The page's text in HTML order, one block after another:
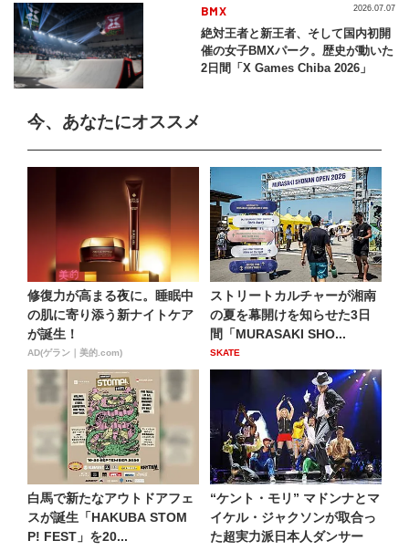
BMX
絶対王者と新王者、そして国内初開
催の女子BMXパーク。歴史が動いた
2日間「X Games Chiba 2026」
2026.07.07
今、あなたにオススメ
修復力が高まる夜に。睡眠中
の肌に寄り添う新ナイトケア
が誕生！
AD(ゲラン｜美的.com)
ストリートカルチャーが湘南
の夏を幕開けを知らせた3日
間「MURASAKI SHO...
SKATE
白馬で新たなアウトドアフェ
スが誕生「HAKUBA STOM
P! FEST」を20...
“ケント・モリ” マドンナとマ
イケル・ジャクソンが取合っ
た超実力派日本人ダンサー